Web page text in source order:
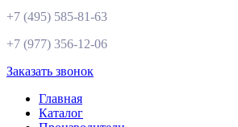
+7 (495) 585-81-63
+7 (977) 356-12-06
Заказать звонок
Главная
Каталог